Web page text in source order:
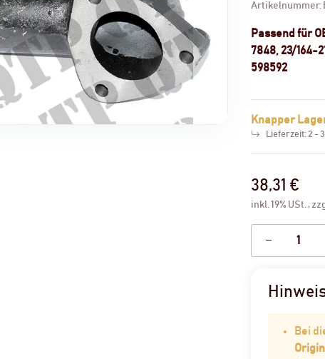
Artikelnummer:
Passend für
7848, 23/164-
598592
Knapper
Lieferzeit:2 -
38,31 €
inkl. 19% USt. ,
Bei